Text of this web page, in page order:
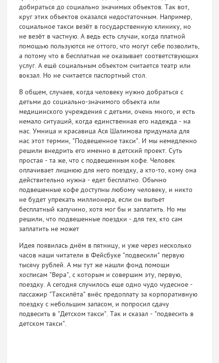
добираться до социально значимых объектов. Так вот,
круг этих объектов оказался недостаточным. Например,
социальное такси везёт в государственную клинику, но
не везёт в частную. А ведь есть случаи, когда платной
помощью пользуются не оттого, что могут себе позволить,
а потому что в бесплатная не оказывает соответствующих
услуг. А ещё социальным объектом считается театр или
вокзал. Но не считается паспортный стол.
В общем, случаев, когда человеку нужно добраться с
детьми до социально-значимого объекта или
медицинского учреждения с детьми, очень много, и есть
немало ситуаций, когда единственная его надежда - на
нас. Умница и красавица Ася Шалимова придумала для
нас этот термин, "Подвешенное такси". И мы немедленно
решили внедрить его именно в детский проект. Суть
простая - та же, что с подвешенным кофе. Человек
оплачивает лишнюю для него поездку, а кто-то, кому она
действительно нужна - едет бесплатно. Обычно
подвешенные кофе доступны любому человеку, и никто
не будет упрекать миллионера, если он выпьет
бесплатный капучино, хотя мог бы и заплатить. Но мы
решили, что подвешенные поездки - для тех, кто сам
заплатить не может
Идея появилась днём в пятницу, и уже через несколько
часов наши читатели в Фейсбуке "подвесили" первую
тысячу рублей. А мы тут же нашли фонд помощи
хосписам "Вера", с которым и совершим эту, первую,
поездку. А сегодня случилось еще одно чудо чудесное -
пассажир "Таксилёта" внёс предоплату за корпоративную
поездку с небольшим запасом, и попросил сдачу
подвесить в "Детском такси". Так и сказал - "подвесить в
детском такси".